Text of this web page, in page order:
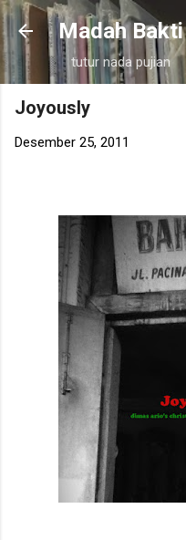
Langsung
Madah Bakti
tutur nada pujian
Joyously
Desember 25, 2011